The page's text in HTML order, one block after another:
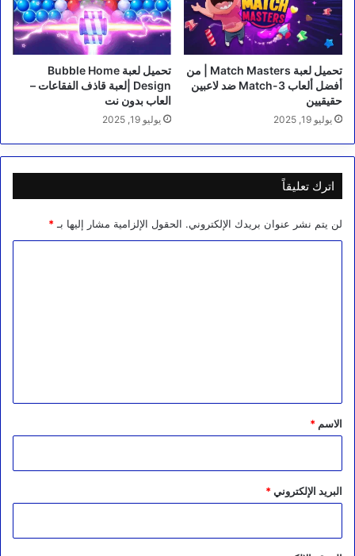
تحميل لعبة Match Masters | من
أفضل ألعاب Match-3 ضد لاعبين
حقيقيين
يوليو 19, 2025
تحميل لعبة Bubble Home
Design |لعبة قاذف الفقاعات –
العاب بدون نت
يوليو 19, 2025
اترك تعليقاً
لن يتم نشر عنوان بريدك الإلكتروني. الحقول الإلزامية مشار إليها بـ *
*
الاسم *
البريد الإلكتروني*